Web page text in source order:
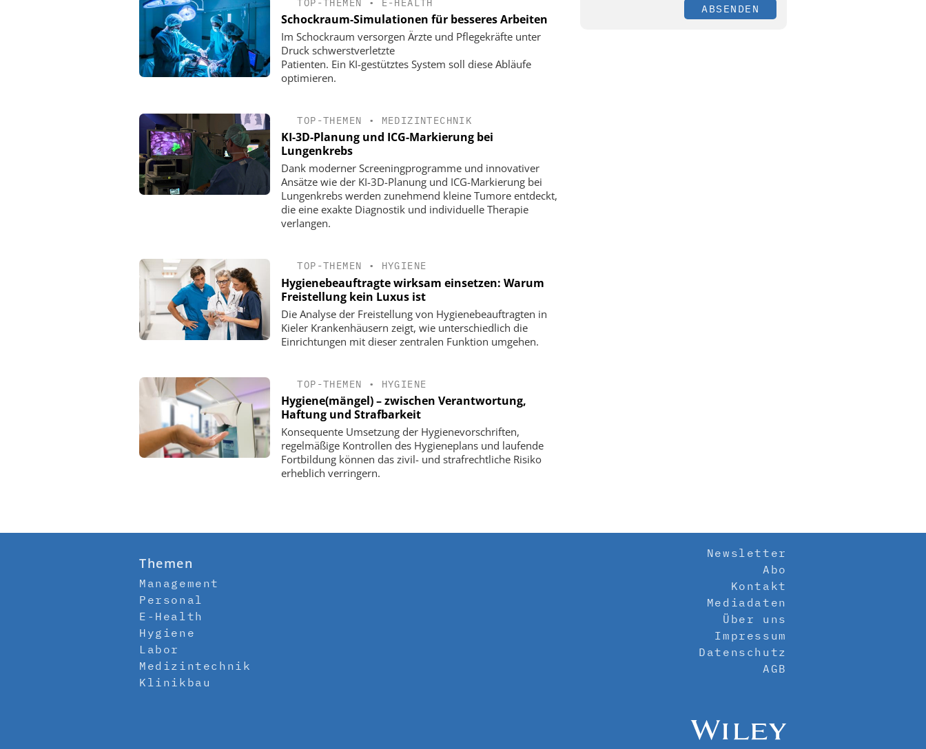
TOP-THEMEN • E-HEALTH
Schockraum-Simulationen für besseres Arbeiten
Im Schockraum versorgen Ärzte und Pflegekräfte unter
Druck schwerstverletzte
Patienten. Ein KI-gestütztes System soll diese Abläufe
optimieren.
TOP-THEMEN • MEDIZINTECHNIK
KI-3D-Planung und ICG-Markierung bei
Lungenkrebs
Dank moderner Screeningprogramme und innovativer
Ansätze wie der KI-3D-Planung und ICG-Markierung bei
Lungenkrebs werden zunehmend kleine Tumore entdeckt,
die eine exakte Diagnostik und individuelle Therapie
verlangen.
TOP-THEMEN • HYGIENE
Hygienebeauftragte wirksam einsetzen: Warum
Freistellung kein Luxus ist
Die Analyse der Freistellung von Hygienebeauftragten in
Kieler Krankenhäusern zeigt, wie unterschiedlich die
Einrichtungen mit dieser zentralen Funktion umgehen.
TOP-THEMEN • HYGIENE
Hygiene(mängel) – zwischen Verantwortung,
Haftung und Strafbarkeit
Konsequente Umsetzung der Hygienevorschriften,
regelmäßige Kontrollen des Hygieneplans und laufende
Fortbildung können das zivil- und strafrechtliche Risiko
erheblich verringern.
ABSENDEN
Themen
Management
Personal
E-Health
Hygiene
Labor
Medizintechnik
Klinikbau
Newsletter
Abo
Kontakt
Mediadaten
Über uns
Impressum
Datenschutz
AGB